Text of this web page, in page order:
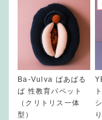
Ba-Vulva ばあばる
ば 性教育パペット
（クリトリス一体
型）